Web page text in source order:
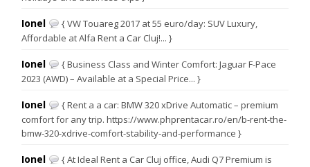
Ionel
{ VW Touareg 2017 at 55 euro/day: SUV Luxury,
Affordable at Alfa Rent a Car Cluj!... }
Ionel
{ Business Class and Winter Comfort: Jaguar F-Pace
2023 (AWD) – Available at a Special Price... }
Ionel
{ Rent a a car: BMW 320 xDrive Automatic – premium
comfort for any trip. https://www.phprentacar.ro/en/b-rent-the-
bmw-320-xdrive-comfort-stability-and-performance }
Ionel
{ At Ideal Rent a Car Cluj office, Audi Q7 Premium is